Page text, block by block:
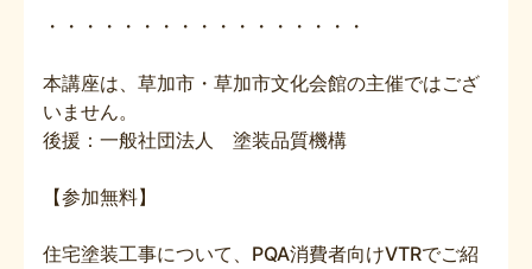
・・・・・・・・・・・・・・・・・
本講座は、草加市・草加市文化会館の主催ではござ
いません。
後援：一般社団法人 塗装品質機構
【参加無料】
住宅塗装工事について、PQA消費者向けVTRでご紹